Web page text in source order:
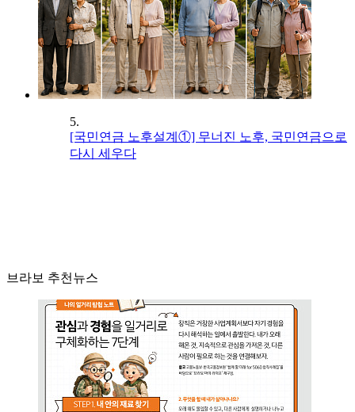
5.
[국민연금 노후설계①] 무너진 노후, 국민연금으로
다시 세우다
브라보 추천뉴스